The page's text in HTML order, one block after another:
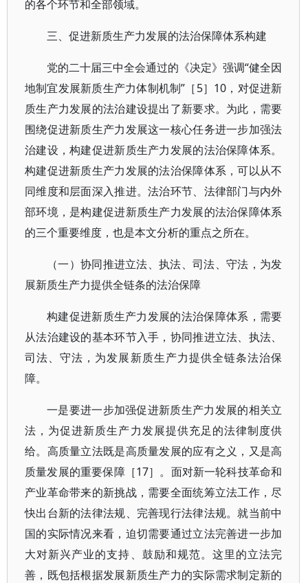
的各个环节和全部领域。
三、促进新质生产力发展的法治保障体系构建
党的二十届三中全会通过的《决定》强调“健全因
地制宜发展新质生产力体制机制”［5］10，对促进新
质生产力发展的法治建设提出了新要求。为此，需要
围绕促进新质生产力发展这一核心任务进一步加强法
治建设，构建促进新质生产力发展的法治保障体系。
构建促进新质生产力发展的法治保障体系，可以从不
同维度和层面深入推进。法治环节、法律部门与内外
部环境，是构建促进新质生产力发展的法治保障体系
的三个重要维度，也是本文分析的重点之所在。
（一）协同推进立法、执法、司法、守法，为发
展新质生产力提供全链条的法治保障
构建促进新质生产力发展的法治保障体系，需要
从法治建设的基本环节入手，协同推进立法、执法、
司法、守法，为发展新质生产力提供全链条法治保
障。
一是要进一步加强促进新质生产力发展的相关立
法，为促进新质生产力发展提供充足的法律制度供
给。高质量立法既是高质量发展的应有之义，又是高
质量发展的重要保障［17］。面对新一轮科技革命和
产业革命带来的新挑战，需要全面统筹立法工作，尽
快出台新的法律法规、完善现行法律法规。就当前中
国的实际情况来看，迫切需要通过立法完善进一步加
大对新兴产业的支持、鼓励和规范。这里的立法完
善，既包括根据发展新质生产力的实际需求制定新的